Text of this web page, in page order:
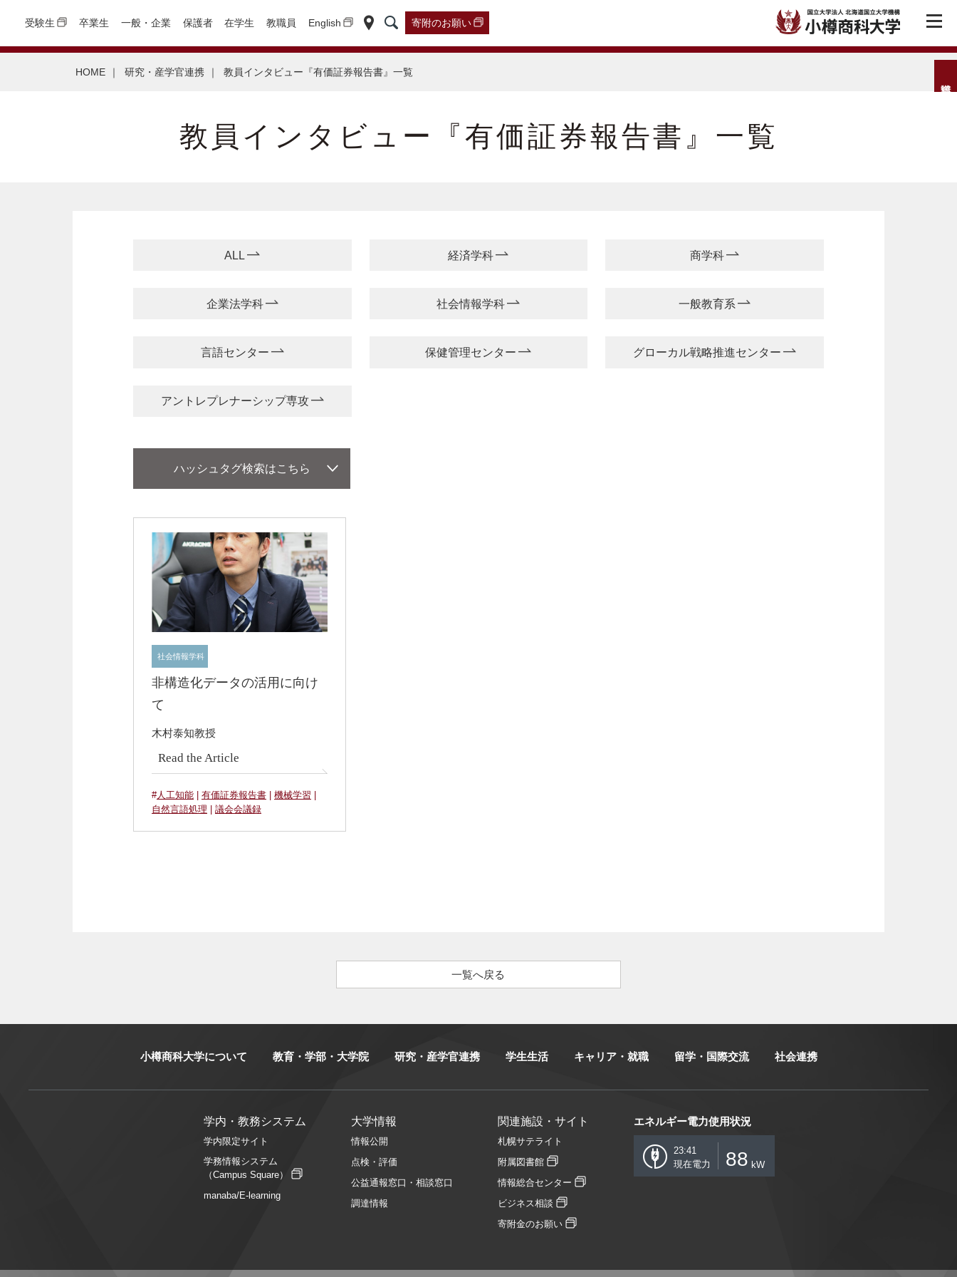
受験生 卒業生 一般・企業 保護者 在学生 教職員 English 寄附のお願い
HOME ｜ 研究・産学官連携 ｜ 教員インタビュー『有価証券報告書』一覧
教員インタビュー『有価証券報告書』一覧
ALL 経済学科 商学科
企業法学科 社会情報学科 一般教育系
言語センター 保健管理センター グローカル戦略推進センター
アントレプレナーシップ専攻
社会情報学科
非構造化データの活用に向け
て
木村泰知教授
Read the Article
#人工知能 有価証券報告書 機械学習
自然言語処理
議会会議録
一覧へ戻る
小樽商科大学について 教育・学部・大学院 研究・産学官連携 学生生活 キャリア・就職 留学・国際交流 社会連携
学内・教務システム
学内限定サイト
学務情報システム
（Campus Square）
manaba/E-learning
大学情報
情報公開
点検・評価
公益通報窓口・相談窓口
調達情報
関連施設・サイト
札幌サテライト
附属図書館
情報総合センター
ビジネス相談
寄附金のお願い
エネルギー電力使用状況
23:41
現在電力
88 kW